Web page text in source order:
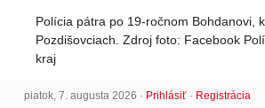
Polícia pátra po 19-ročnom Bohdanovi,
Pozdišovciach. Zdroj foto: Facebook
kraj
piatok, 7. augusta 2026 · Prihlásiť· Registrácia